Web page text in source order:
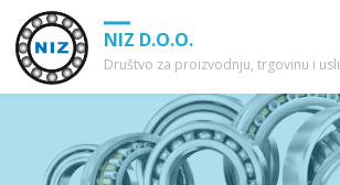
NIZ D.O.O.
Društvo za proizvodnju, trgovinu i